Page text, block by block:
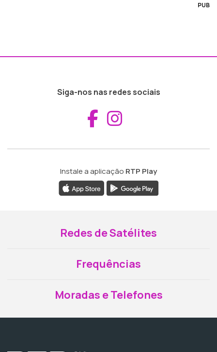
PUB
Siga-nos nas redes sociais
Aceder ao
Instale a aplicação RTP Play
Redes de Satélites
Frequências
Moradas e Telefones